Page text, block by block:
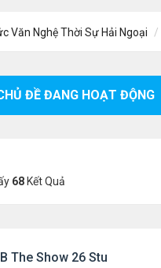
Văn Nghệ Thời Sự Hải Ngoại
ĐỀ ĐANG HOẠT ĐỘNG
68 Kết Quả
The Show 26 Stubs Tips